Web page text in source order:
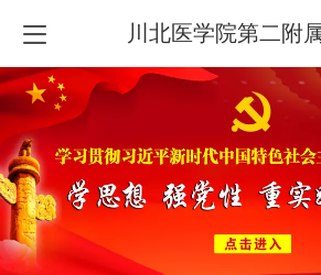
川北医学院第二附